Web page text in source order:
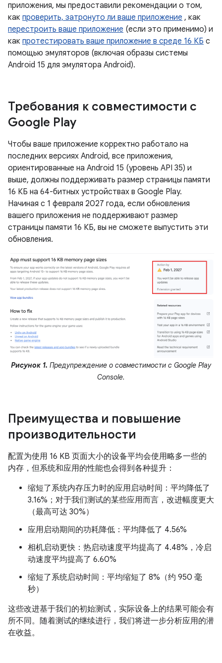
приложения, мы предоставили рекомендации о том,
как проверить, затронуто ли ваше приложение , как
перестроить ваше приложение (если это применимо) и
как протестировать ваше приложение в среде 16 КБ с
помощью эмуляторов (включая образы системы
Android 15 для эмулятора Android).
Требования к совместимости с
Google Play
Чтобы ваше приложение корректно работало на
последних версиях Android, все приложения,
ориентированные на Android 15 (уровень API 35) и
выше, должны поддерживать размер страницы памяти
16 КБ на 64-битных устройствах в Google Play.
Начиная с 1 февраля 2027 года, если обновления
вашего приложения не поддерживают размер
страницы памяти 16 КБ, вы не сможете выпустить эти
обновления.
Рисунок 1. Предупреждение о совместимости с Google Play
Console.
Преимущества и повышение
производительности
配置为使用 16 KB 页面大小的设备平均会使用略多一些的
内存，但系统和应用的性能也会得到各种提升：
缩短了系统内存压力时的应用启动时间：平均降低了
3.16%；对于我们测试的某些应用而言，改进幅度更大
（最高可达 30%）
应用启动期间的功耗降低：平均降低了 4.56%
相机启动更快：热启动速度平均提高了 4.48%，冷启
动速度平均提高了 6.60%
缩短了系统启动时间：平均缩短了 8%（约 950 毫
秒）
这些改进基于我们的初始测试，实际设备上的结果可能会有
所不同。随着测试的继续进行，我们将进一步分析应用的潜
在收益。